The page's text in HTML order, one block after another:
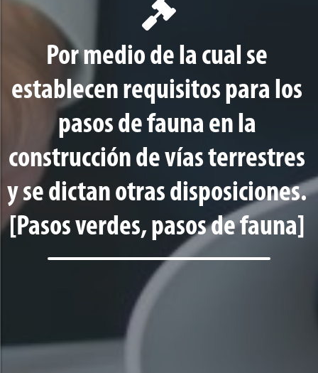
Por medio de la cual se
establecen requisitos para los
pasos de fauna en la
construcción de vías terrestres
y se dictan otras disposiciones.
[Pasos verdes, pasos de fauna]